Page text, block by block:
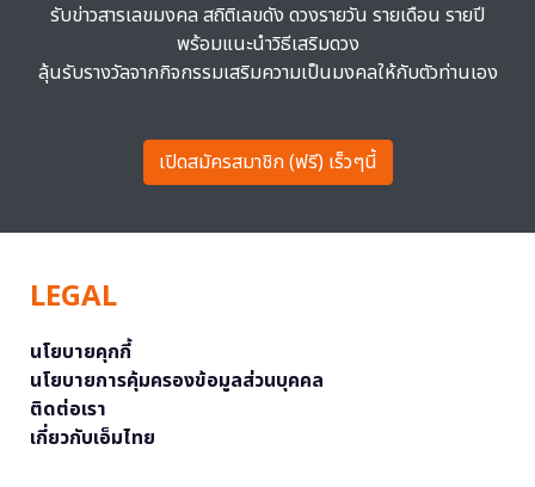
รับข่าวสารเลขมงคล สถิติเลขดัง ดวงรายวัน รายเดือน รายปี
พร้อมแนะนำวิธีเสริมดวง
ลุ้นรับรางวัลจากกิจกรรมเสริมความเป็นมงคลให้กับตัวท่านเอง
เปิดสมัครสมาชิก (ฟรี) เร็วๆนี้
LEGAL
นโยบายคุกกี้
นโยบายการคุ้มครองข้อมูลส่วนบุคคล
ติดต่อเรา
เกี่ยวกับเอ็มไทย